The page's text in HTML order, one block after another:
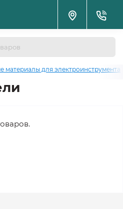
материалы для электроинструмента